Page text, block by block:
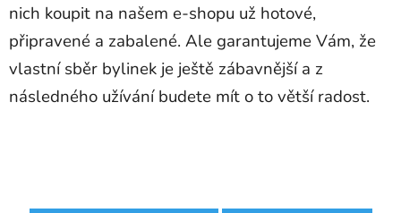
nich koupit na našem e-shopu už hotové,
připravené a zabalené. Ale garantujeme Vám, že
vlastní sběr bylinek je ještě zábavnější a z
následného užívání budete mít o to větší radost.